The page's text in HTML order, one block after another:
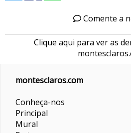
Comente a
Clique aqui para ver as
montesclaros.com
Conheça-nos
Principal
Mural